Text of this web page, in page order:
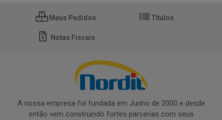
Meus Pedidos Títulos
Notas Fiscais
A nossa empresa foi fundada em Junho de 2000 e desde
então vem construindo fortes parcerias com seus